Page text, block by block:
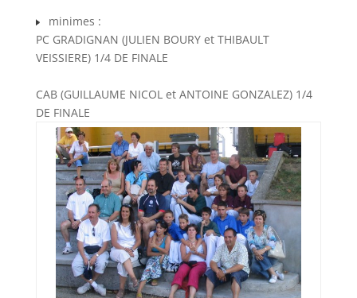
minimes :
PC GRADIGNAN (JULIEN BOURY et THIBAULT
VEISSIERE) 1/4 DE FINALE
CAB (GUILLAUME NICOL et ANTOINE GONZALEZ) 1/4
DE FINALE